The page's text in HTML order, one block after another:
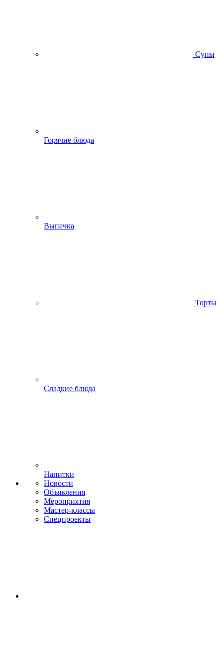
Супы
Горячие блюда
Выпечка
Торты
Сладкие блюда
Напитки
Новости
Объявления
Мероприятия
Мастер-классы
Спецпроекты